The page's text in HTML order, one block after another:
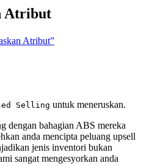
Atribut
Atribut”
Selling untuk meneruskan.
dengan bahagian ABS mereka
anda mencipta peluang upsell
jenis inventori bukan
sangat mengesyorkan anda